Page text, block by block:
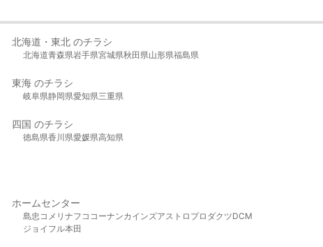
北海道・東北 のチラシ
北海道青森県岩手県宮城県秋田県山形県福島県
東海 のチラシ
岐阜県静岡県愛知県三重県
四国 のチラシ
徳島県香川県愛媛県高知県
ホームセンター
島忠 コメリ ナフコ コーナンカインズアストロプロダクツDCM
ジョイフル本田